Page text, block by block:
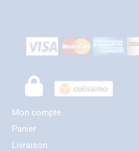
Mon compte
Panier
Livraison